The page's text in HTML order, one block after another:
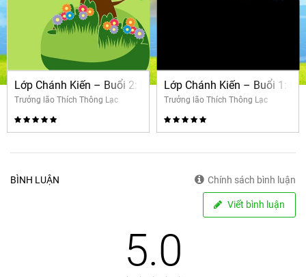
Lớp Chánh Kiến – Buổi 2: Nhân quả thảo mộc
Trưởng lão Thích Thông Lạc
Lớp Chánh Kiến – Buổi 1:
Trưởng lão Thích Thông Lạc
BÌNH LUẬN Chính sách bình luận
Viết bình luận
5.0